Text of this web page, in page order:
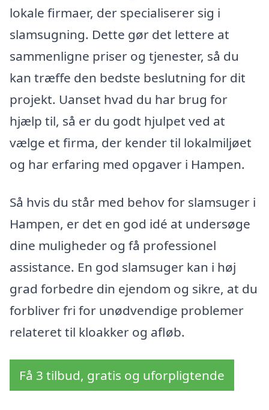
lokale firmaer, der specialiserer sig i
slamsugning. Dette gør det lettere at
sammenligne priser og tjenester, så du
kan træffe den bedste beslutning for dit
projekt. Uanset hvad du har brug for
hjælp til, så er du godt hjulpet ved at
vælge et firma, der kender til lokalmiljøet
og har erfaring med opgaver i Hampen.
Så hvis du står med behov for slamsuger i
Hampen, er det en god idé at undersøge
dine muligheder og få professionel
assistance. En god slamsuger kan i høj
grad forbedre din ejendom og sikre, at du
forbliver fri for unødvendige problemer
relateret til kloakker og afløb.
Få 3 tilbud, gratis og uforpligtende